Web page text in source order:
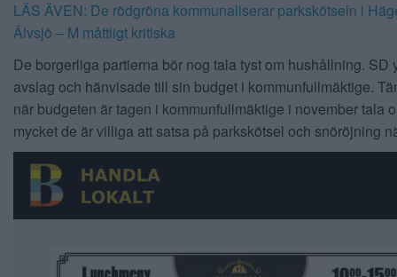
LÄS ÄVEN: De rödgröna kommunaliserar parkskötseln i
Älvsjö – M måttligt kritiska
De borgerliga partierna bör nog tala tyst om hushållning. SD
avslag och hänvisade till sin budget i kommunfullmäktige.
när budgeten är tagen i kommunfullmäktige i november tala
mycket de är villiga att satsa på parkskötsel och snöröjning